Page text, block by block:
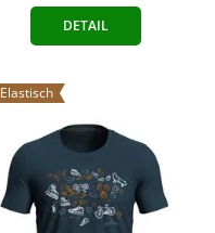
DETAIL
Elastisch